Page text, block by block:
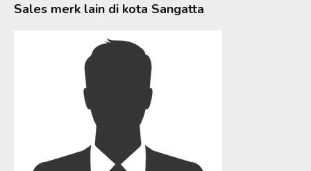
Sales merk lain di kota Sangatta